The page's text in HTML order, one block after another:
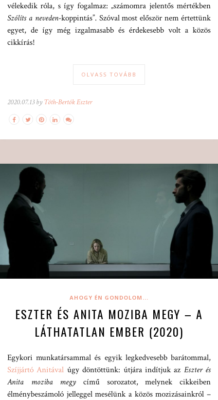
vélekedik róla, s így fogalmaz: „számomra jelentős mértékben
Szólíts a neveden-koppintás”. Szóval most először nem értettünk
egyet, de így még izgalmasabb és érdekesebb volt a közös
cikkírás!
OLVASS TOVÁBB
2020.07.13 by Tóth-Bertók Eszter
AHOGY ÉN GONDOLOM...
ESZTER ÉS ANITA MOZIBA MEGY – A
LÁTHATATLAN EMBER (2020)
Egykori munkatársammal és egyik legkedvesebb barátommal,
Szíjjártó Anitával úgy döntöttünk: útjára indítjuk az Eszter és
Anita moziba megy című sorozatot, melynek cikkeiben
élménybeszámoló jelleggel mesélünk a közös mozizásainkról –